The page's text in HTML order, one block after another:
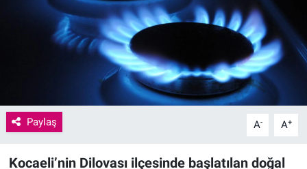
Paylaş A- A+
Kocaeli’nin Dilovası ilçesinde başlatılan doğal